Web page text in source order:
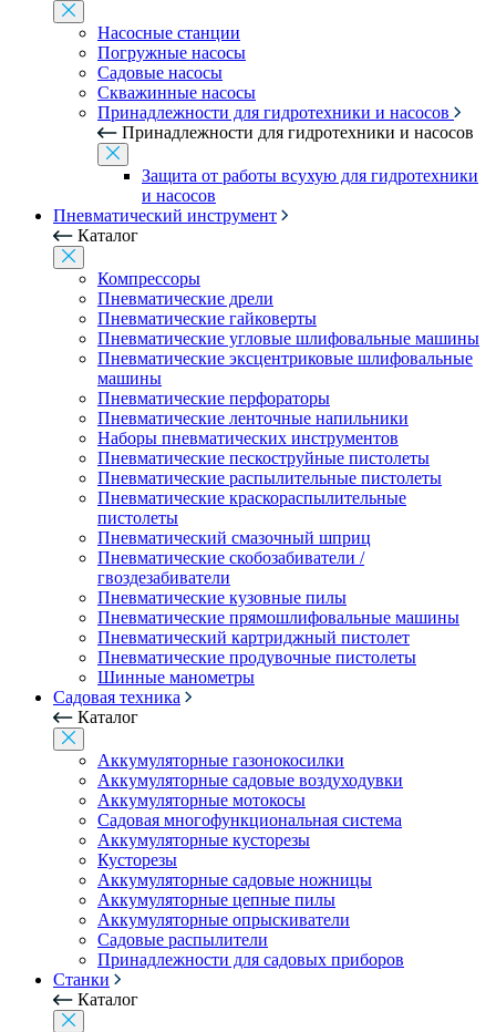
Насосные станции
Погружные насосы
Садовые насосы
Скважинные насосы
Принадлежности для гидротехники и насосов
Принадлежности для гидротехники и насосов
Защита от работы всухую для гидротехники
и насосов
Пневматический инструмент
Каталог
Компрессоры
Пневматические дрели
Пневматические гайковерты
Пневматические угловые шлифовальные машины
Пневматические эксцентриковые шлифовальные
машины
Пневматические перфораторы
Пневматические ленточные напильники
Наборы пневматических инструментов
Пневматические пескоструйные пистолеты
Пневматические распылительные пистолеты
Пневматические краскораспылительные
пистолеты
Пневматический смазочный шприц
Пневматические скобозабиватели /
гвоздезабиватели
Пневматические кузовные пилы
Пневматические прямошлифовальные машины
Пневматический картриджный пистолет
Пневматические продувочные пистолеты
Шинные манометры
Садовая техника
Каталог
Аккумуляторные газонокосилки
Аккумуляторные садовые воздуходувки
Аккумуляторные мотокосы
Садовая многофункциональная система
Аккумуляторные кусторезы
Кусторезы
Аккумуляторные садовые ножницы
Аккумуляторные цепные пилы
Аккумуляторные опрыскиватели
Садовые распылители
Принадлежности для садовых приборов
Станки
Каталог